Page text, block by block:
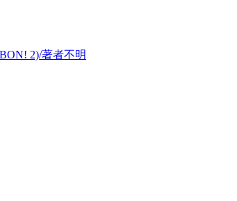
2)/著者不明